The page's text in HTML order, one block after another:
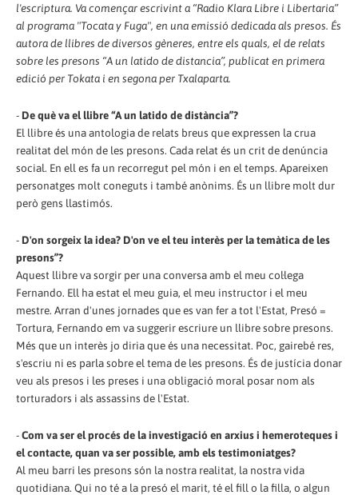
l'escriptura. Va començar escrivint a “Radio Klara Libre i Libertaria”
al programa "Tocata y Fuga", en una emissió dedicada als presos. És
autora de llibres de diversos gèneres, entre els quals, el de relats
sobre les presons “A un latido de distancia”, publicat en primera
edició per Tokata i en segona per Txalaparta.
- De què va el llibre “A un latido de distància”?
El llibre és una antologia de relats breus que expressen la crua
realitat del món de les presons. Cada relat és un crit de denúncia
social. En ell es fa un recorregut pel món i en el temps. Apareixen
personatges molt coneguts i també anònims. És un llibre molt dur
però gens llastimós.
- D'on sorgeix la idea? D'on ve el teu interès per la temàtica de les
presons”?
Aquest llibre va sorgir per una conversa amb el meu col·lega
Fernando. Ell ha estat el meu guia, el meu instructor i el meu
mestre. Arran d'unes jornades que es van fer a tot l'Estat, Presó =
Tortura, Fernando em va suggerir escriure un llibre sobre presons.
Més que un interès jo diria que és una necessitat. Poc, gairebé res,
s'escriu ni es parla sobre el tema de les presons. És de justícia donar
veu als presos i les preses i una obligació moral posar nom als
torturadors i als assassins de l'Estat.
-Com va ser el procés de la investigació en arxius i hemeroteques i
el contacte, quan va ser possible, amb els testimoniatges?
Al meu barri les presons són la nostra realitat, la nostra vida
quotidiana. Qui no té a la presó el marit, té el fill o la filla, o algun